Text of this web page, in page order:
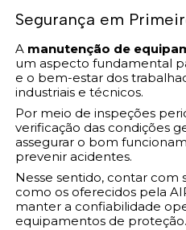
Segurança em
A manutenção de
um aspecto fundamental
e o bem-estar dos
industriais e técnicos.
Por meio de inspeções
verificação das condições
assegurar o bom
prevenir acidentes.
Nesse sentido, contar com
como os oferecidos pela
manter a confiabilidade
equipamentos de proteção.